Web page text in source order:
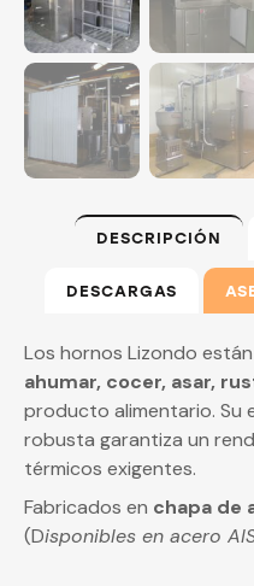
DESCRIPCIÓN
DESCARGAS
Los hornos Lizondo
ahumar, cocer, asar,
producto alimentario.
robusta garantiza un
térmicos exigentes.
Fabricados en chapa de
(Disponibles en acero